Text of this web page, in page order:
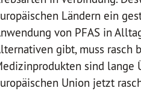
Ländern ein
von PFAS in
gibt, muss rasch
sind lange
Union jetzt